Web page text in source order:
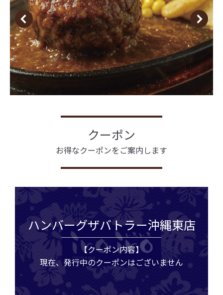
クーポン
お得なクーポンをご案内します
ハンバーグザバトラー沖縄東店
【クーポン内容】
現在、発行中のクーポンはございません